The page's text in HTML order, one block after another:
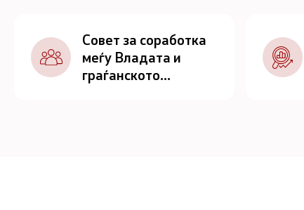
Совет за соработка
меѓу Владата и
граѓанското